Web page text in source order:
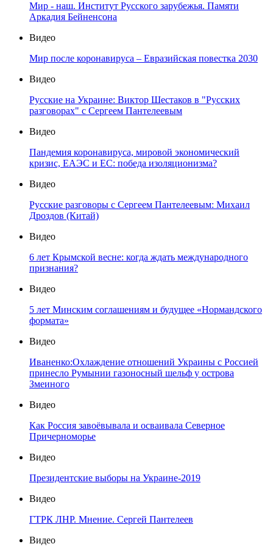
Мир - наш. Институт Русского зарубежья. Памяти
Аркадия Бейненсона
Видео
Мир после коронавируса – Евразийская повестка 2030
Видео
Русские на Украине: Виктор Шестаков в "Русских
разговорах" с Сергеем Пантелеевым
Видео
Пандемия коронавируса, мировой экономический
кризис, ЕАЭС и ЕС: победа изоляционизма?
Видео
Русские разговоры с Сергеем Пантелеевым: Михаил
Дроздов (Китай)
Видео
6 лет Крымской весне: когда ждать международного
признания?
Видео
5 лет Минским соглашениям и будущее «Нормандского
формата»
Видео
Иваненко:Охлаждение отношений Украины с Россией
принесло Румынии газоносный шельф у острова
Змеиного
Видео
Как Россия завоёвывала и осваивала Северное
Причерноморье
Видео
Президентские выборы на Украине-2019
Видео
ГТРК ЛНР. Мнение. Сергей Пантелеев
Видео